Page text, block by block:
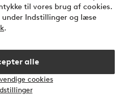
til vores brug af cookies.
under Indstillinger og læse
.
alle
cookies